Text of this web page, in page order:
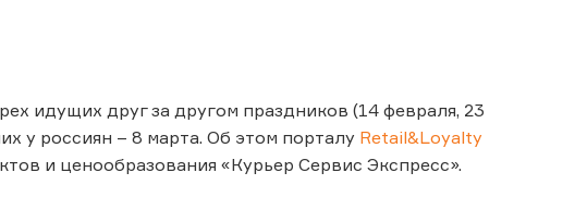
идущих друг за другом праздников (14 февраля, 23
у россиян – 8 марта. Об этом порталу Retail&Loyalty
и ценообразования «Курьер Сервис Экспресс».